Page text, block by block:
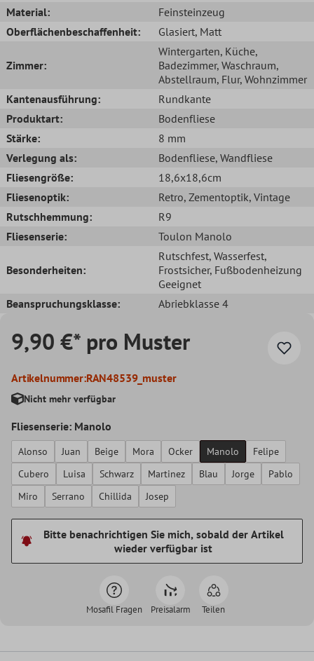
Material:
Feinsteinzeug
Oberflächenbeschaffenheit:
Glasiert, Matt
Zimmer:
Wintergarten, Küche,
Badezimmer, Waschraum,
Abstellraum, Flur, Wohnzimmer
Kantenausführung:
Rundkante
Produktart:
Bodenfliese
Stärke:
8 mm
Verlegung als:
Bodenfliese, Wandfliese
Fliesengröße:
18,6x18,6cm
Fliesenoptik:
Retro, Zementoptik, Vintage
Rutschhemmung:
R9
Fliesenserie:
Toulon Manolo
Besonderheiten:
Rutschfest, Wasserfest,
Frostsicher, Fußbodenheizung
Geeignet
Beanspruchungsklasse:
Abriebklasse 4
9,90 €* pro Muster
Artikelnummer:RAN48539_muster
Nicht mehr verfügbar
Fliesenserie: Manolo
Alonso Juan Beige Mora Ocker Manolo
Felipe
Cubero
Luisa Schwarz Martinez Blau Jorge
Pablo
Miro
Serrano Chillida Josep
Bitte benachrichtigen Sie mich, sobald der Artikel
wieder verfügbar ist
Mosafil Fragen Preisalarm Teilen